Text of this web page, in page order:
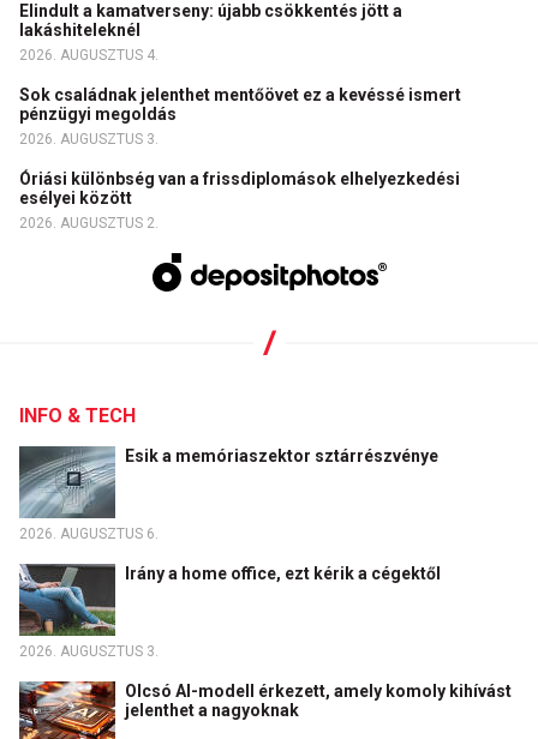
Elindult a kamatverseny: újabb csökkentés jött a
lakáshiteleknél
2026. AUGUSZTUS 4.
Sok családnak jelenthet mentőövet ez a kevéssé ismert
pénzügyi megoldás
2026. AUGUSZTUS 3.
Óriási különbség van a frissdiplomások elhelyezkedési
esélyei között
2026. AUGUSZTUS 2.
INFO & TECH
Esik a memóriaszektor sztárrészvénye
2026. AUGUSZTUS 6.
Irány a home office, ezt kérik a cégektől
2026. AUGUSZTUS 3.
Olcsó AI-modell érkezett, amely komoly kihívást
jelenthet a nagyoknak